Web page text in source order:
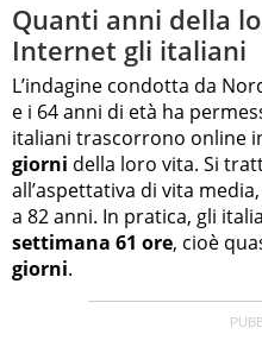
Quanti anni della
Internet gli italiani
L’indagine condotta da
e i 64 anni di età ha
italiani trascorrono online
giorni della loro vita. Si
all’aspettativa di vita
a 82 anni. In pratica, gli
settimana 61 ore, cioè
giorni.